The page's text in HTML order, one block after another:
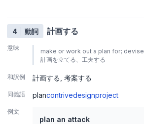
4 動詞 計画する
意味
make or work out a plan for; devise
計画を立てる、工夫する
和訳例 計画する 考案する
同義語 plancontrivedesignproject
例文
plan an attack